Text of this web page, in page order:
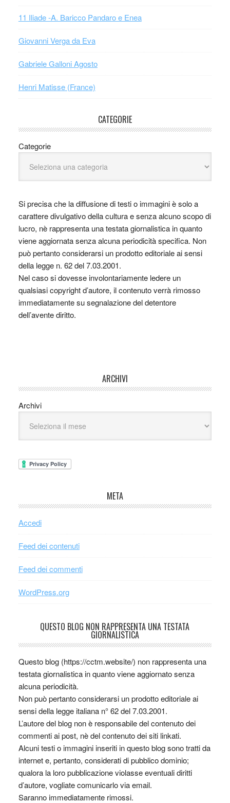
11 Iliade -A. Baricco Pandaro e Enea
Giovanni Verga da Eva
Gabriele Galloni Agosto
Henri Matisse (France)
CATEGORIE
Categorie
Si precisa che la diffusione di testi o immagini è solo a
carattere divulgativo della cultura e senza alcuno scopo di
lucro, nè rappresenta una testata giornalistica in quanto
viene aggiornata senza alcuna periodicità specifica. Non
può pertanto considerarsi un prodotto editoriale ai sensi
della legge n. 62 del 7.03.2001.
Nel caso si dovesse involontariamente ledere un
qualsiasi copyright d’autore, il contenuto verrà rimosso
immediatamente su segnalazione del detentore
dell’avente diritto.
ARCHIVI
Archivi
META
Accedi
Feed dei contenuti
Feed dei commenti
WordPress.org
QUESTO BLOG NON RAPPRESENTA UNA TESTATA
GIORNALISTICA
Questo blog (https://cctm.website/) non rappresenta una
testata giornalistica in quanto viene aggiornato senza
alcuna periodicità.
Non può pertanto considerarsi un prodotto editoriale ai
sensi della legge italiana n° 62 del 7.03.2001.
L’autore del blog non è responsabile del contenuto dei
commenti ai post, nè del contenuto dei siti linkati.
Alcuni testi o immagini inseriti in questo blog sono tratti da
internet e, pertanto, considerati di pubblico dominio;
qualora la loro pubblicazione violasse eventuali diritti
d’autore, vogliate comunicarlo via email.
Saranno immediatamente rimossi.